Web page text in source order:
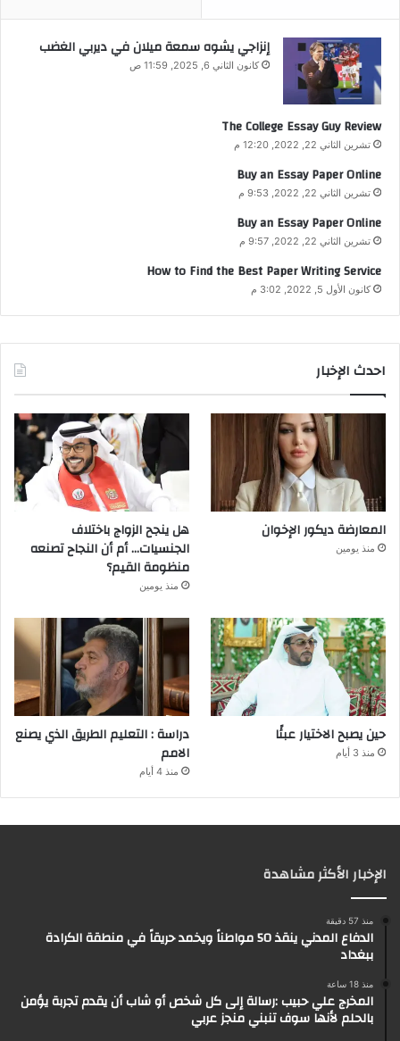
إنزاجي يشوه سمعة ميلان في ديربي الغضب
كانون الثاني 6, 2025, 11:59 ص
The College Essay Guy Review
تشرين الثاني 22, 2022, 12:20 م
Buy an Essay Paper Online
تشرين الثاني 22, 2022, 9:53 م
Buy an Essay Paper Online
تشرين الثاني 22, 2022, 9:57 م
How to Find the Best Paper Writing Service
كانون الأول 5, 2022, 3:02 م
احدث الإخبار
المعارضة ديكور الإخوان
منذ يومين
هل ينجح الزواج باختلاف
الجنسيات… أم أن النجاح تصنعه
منظومة القيم؟
منذ يومين
حين يصبح الاختيار عبئًا
منذ 3 أيام
دراسة : التعليم الطريق الذي يصنع
الامم
منذ 4 أيام
الإخبار الأكثر مشاهدة
منذ 57 دقيقة
الدفاع المدني ينقذ 50 مواطناً ويخمد حريقاً في منطقة الكرادة
ببغداد
منذ 18 ساعة
المخرج علي حبيب :رسالة إلى كل شخص أو شاب أن يقدم تجربة يؤمن
بالحلم لأنها سوف تنبني منجز عربي